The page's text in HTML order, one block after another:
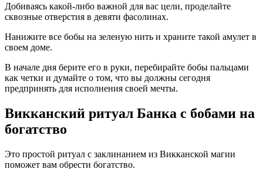
Добиваясь какой-либо важной для вас цели, проделайте
сквозные отверстия в девяти фасолинах.
Нанижите все бобы на зеленую нить и храните такой амулет в
своем доме.
В начале дня берите его в руки, перебирайте бобы пальцами
как четки и думайте о том, что вы должны сегодня
предпринять для исполнения своей мечты.
Викканский ритуал Банка с бобами на
богатство
Это простой ритуал с заклинанием из Викканской магии
поможет вам обрести богатство.